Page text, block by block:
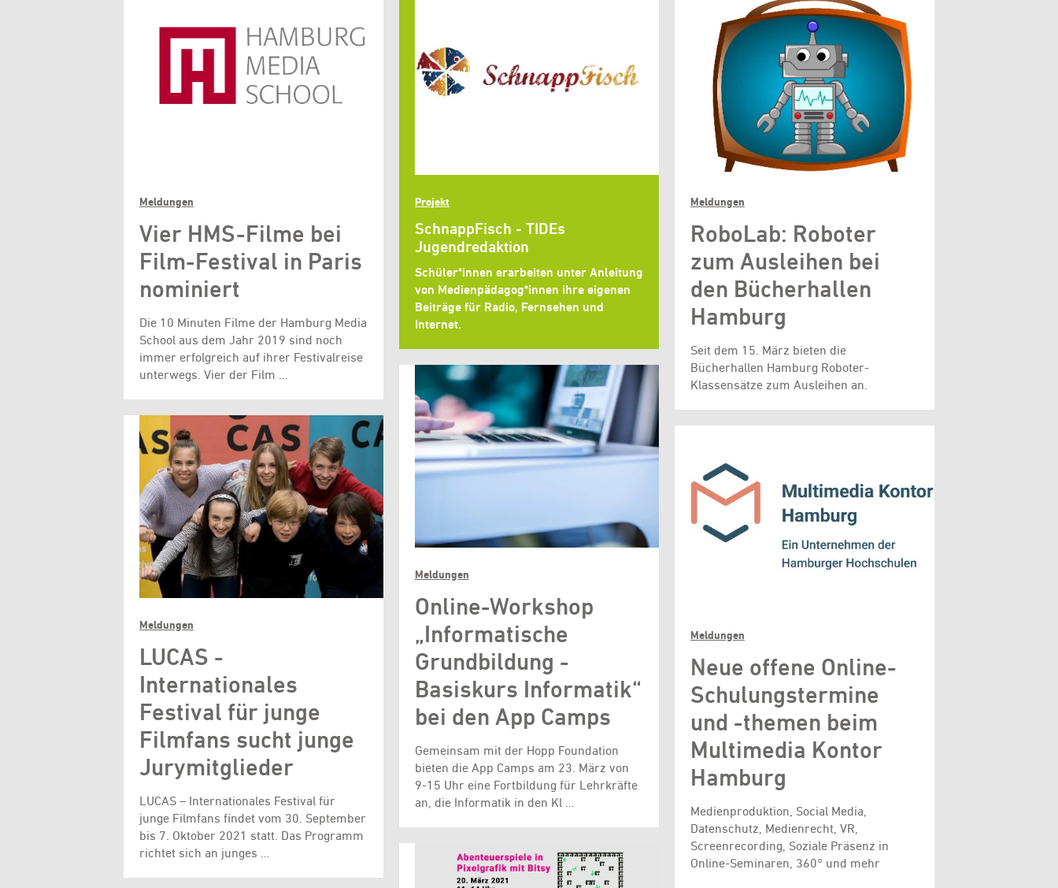
Meldungen
Vier HMS-Filme bei
Film-Festival in Paris
nominiert
Die 10 Minuten Filme der Hamburg Media
School aus dem Jahr 2019 sind noch
immer erfolgreich auf ihrer Festivalreise
unterwegs. Vier der Film …
Projekt
SchnappFisch - TIDEs
Jugendredaktion
Schüler*innen erarbeiten unter Anleitung
von Medienpädagog*innen ihre eigenen
Beiträge für Radio, Fernsehen und
Internet.
Meldungen
RoboLab: Roboter
zum Ausleihen bei
den Bücherhallen
Hamburg
Seit dem 15. März bieten die
Bücherhallen Hamburg Roboter-
Klassensätze zum Ausleihen an.
Meldungen
Online-Workshop
„Informatische
Grundbildung -
Basiskurs Informatik“
bei den App Camps
Gemeinsam mit der Hopp Foundation
bieten die App Camps am 23. März von
9-15 Uhr eine Fortbildung für Lehrkräfte
an, die Informatik in den Kl …
Meldungen
LUCAS -
Internationales
Festival für junge
Filmfans sucht junge
Jurymitglieder
LUCAS – Internationales Festival für
junge Filmfans findet vom 30. September
bis 7. Oktober 2021 statt. Das Programm
richtet sich an junges …
Meldungen
Neue offene Online-
Schulungstermine
und -themen beim
Multimedia Kontor
Hamburg
Medienproduktion, Social Media,
Datenschutz, Medienrecht, VR,
Screenrecording, Soziale Präsenz in
Online-Seminaren, 360° und mehr